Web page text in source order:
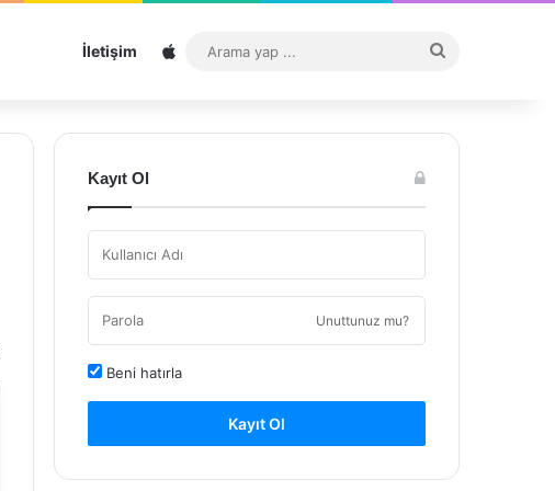
İletişim Sitemap
...
Kayıt Ol
Unuttunuz mu?
Beni hatırla
Kayıt Ol